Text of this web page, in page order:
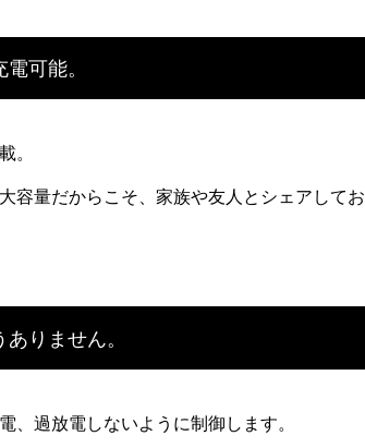
可能。
。
容量だからこそ、家族や友人とシェアして
りません。
、過放電しないように制御します。